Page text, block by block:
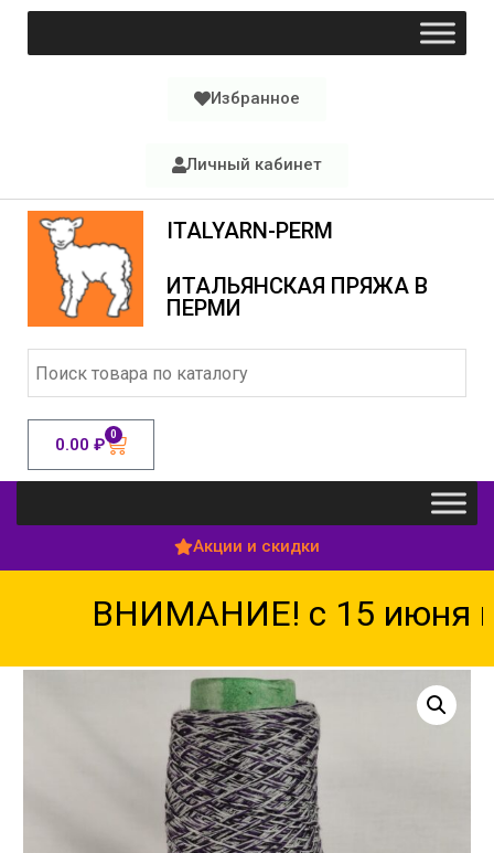
Избранное
Личный кабинет
ITALYARN-PERM
ИТАЛЬЯНСКАЯ ПРЯЖА В
ПЕРМИ
0.00 ₽ 0
Акции и скидки
ВНИМАНИЕ! с 15 июня